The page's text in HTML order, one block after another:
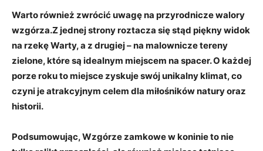
Warto również zwrócić uwagę na przyrodnicze walory
wzgórza.Z‌ jednej strony⁢ roztacza się‌ stąd piękny widok
‌na rzekę Warty, a z ‌drugiej –‌ na malownicze tereny ​
zielone, które są ​idealnym ‍miejscem na spacer.⁤ O każdej
porze⁣ roku to‍ miejsce zyskuje swój unikalny ⁤klimat, co
czyni⁣ je atrakcyjnym celem⁣ dla miłośników natury oraz
historii.
Podsumowując, Wzgórze zamkowe w koninie to nie